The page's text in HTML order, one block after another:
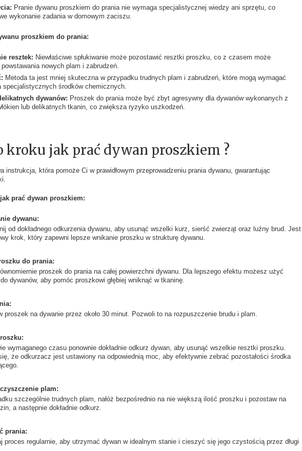
Pranie dywanu proszkiem do prania nie wymaga specjalistycznej wiedzy ani sprzętu, co
wykonanie zadania w domowym zaciszu.
proszkiem do prania:
resztek: Niewłaściwe spłukiwanie może pozostawić resztki proszku, co z czasem może
nowych plam i zabrudzeń.
Metoda ta jest mniej skuteczna w przypadku trudnych plam i zabrudzeń, które mogą wymagać
specjalistycznych środków chemicznych.
dywanów: Proszek do prania może być zbyt agresywny dla dywanów wykonanych z
lub delikatnych tkanin, co zwiększa ryzyko uszkodzeń.
kroku jak prać dywan proszkiem ?
instrukcja, która pomoże Ci w prawidłowym przeprowadzeniu prania dywanu, gwarantując
prać dywan proszkiem:
dywanu:
od dokładnego odkurzenia dywanu, aby usunąć wszelki kurz, sierść zwierząt oraz luźny brud. Jest
krok, który zapewni lepsze wnikanie proszku w strukturę dywanu.
do prania:
proszek do prania na całej powierzchni dywanu. Dla lepszego efektu możesz użyć
dywanów, aby pomóc proszkowi głębiej wniknąć w tkaninę.
proszek na dywanie przez około 30 minut. Pozwoli to na rozpuszczenie brudu i plam.
wymaganego czasu ponownie dokładnie odkurz dywan, aby usunąć wszelkie resztki proszku.
że odkurzacz jest ustawiony na odpowiednią moc, aby efektywnie zebrać pozostałości środka
plam:
szczególnie trudnych plam, nałóż bezpośrednio na nie większą ilość proszku i pozostaw na
a następnie dokładnie odkurz.
prania:
proces regularnie, aby utrzymać dywan w idealnym stanie i cieszyć się jego czystością przez długi